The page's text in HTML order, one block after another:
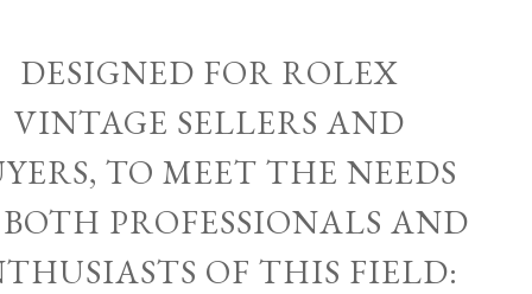
DESIGNED FOR ROLEX
VINTAGE SELLERS AND
TO MEET THE NEEDS
PROFESSIONALS AND
OF THIS FIELD: